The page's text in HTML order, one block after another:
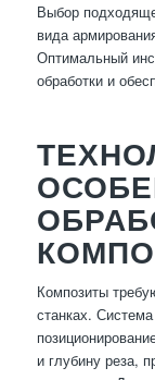
Выбор
вида
Оптимальный
обработки и
Композиты
станках.
и глубину реза,